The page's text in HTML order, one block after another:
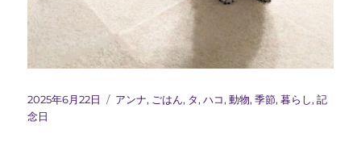
投
稿
2025年6月22日
カ
アンナ, ごはん, タ,ハコ,動物,季節,暮らし,記
念日